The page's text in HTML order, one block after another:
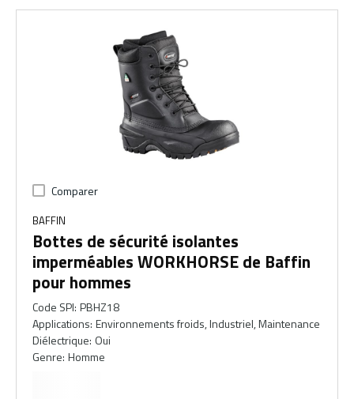
Comparer
BAFFIN
Bottes de sécurité isolantes
imperméables WORKHORSE de Baffin
pour hommes
Code SPI: PBHZ18
Applications: Environnements froids, Industriel, Maintenance
Diélectrique: Oui
Genre: Homme